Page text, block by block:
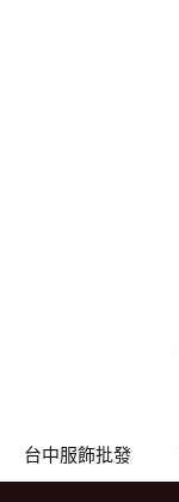
章台中服飾批發